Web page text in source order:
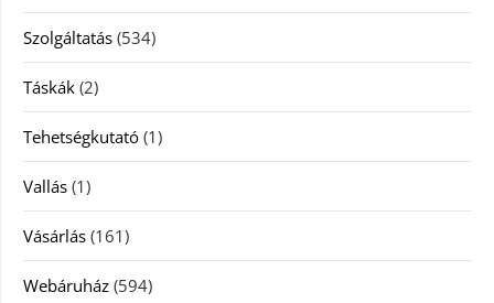
Szolgáltatás (534)
Táskák (2)
Tehetségkutató (1)
Vallás (1)
Vásárlás (161)
Webáruház (594)